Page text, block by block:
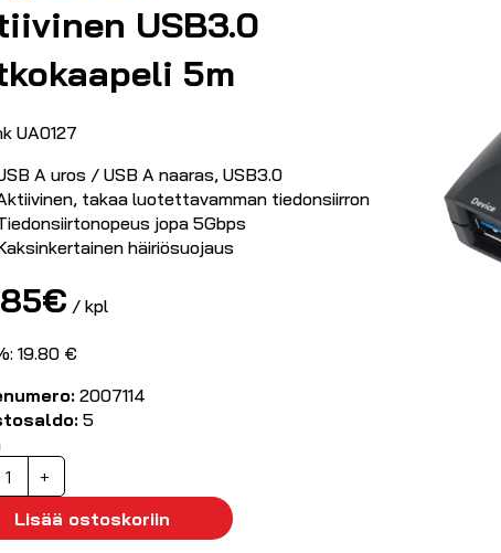
USB3.0
5m
UA0127
A uros / USB A naaras, USB3.0
takaa luotettavamman tiedonsiirron
jopa 5Gbps
häiriösuojaus
€ / kpl
19.80 €
2007114
5
+
Lisää ostoskoriin